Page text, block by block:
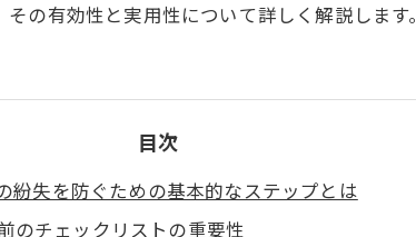
の有効性と実用性について詳しく解説します。
目次
紛失を防ぐための基本的なステップとは
のチェックリストの重要性